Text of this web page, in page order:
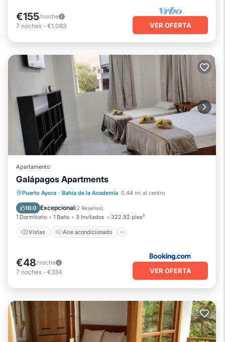
€155/noche
7 noches - €1,083 VER OFERTA
Apartamento
Galápagos Apartments
Puerto Ayora · Bahia de la Academia 0.44 mi al centro
10.0 Excepcional(2 Reseñas)
1 Dormitorio 1 Baño 3 Invitados 322.92 pies²
Vistas Aire acondicionado
Vistas Aire acondicionado
Internet
Apto para niños
€48/noche
7 noches - €334 VER OFERTA